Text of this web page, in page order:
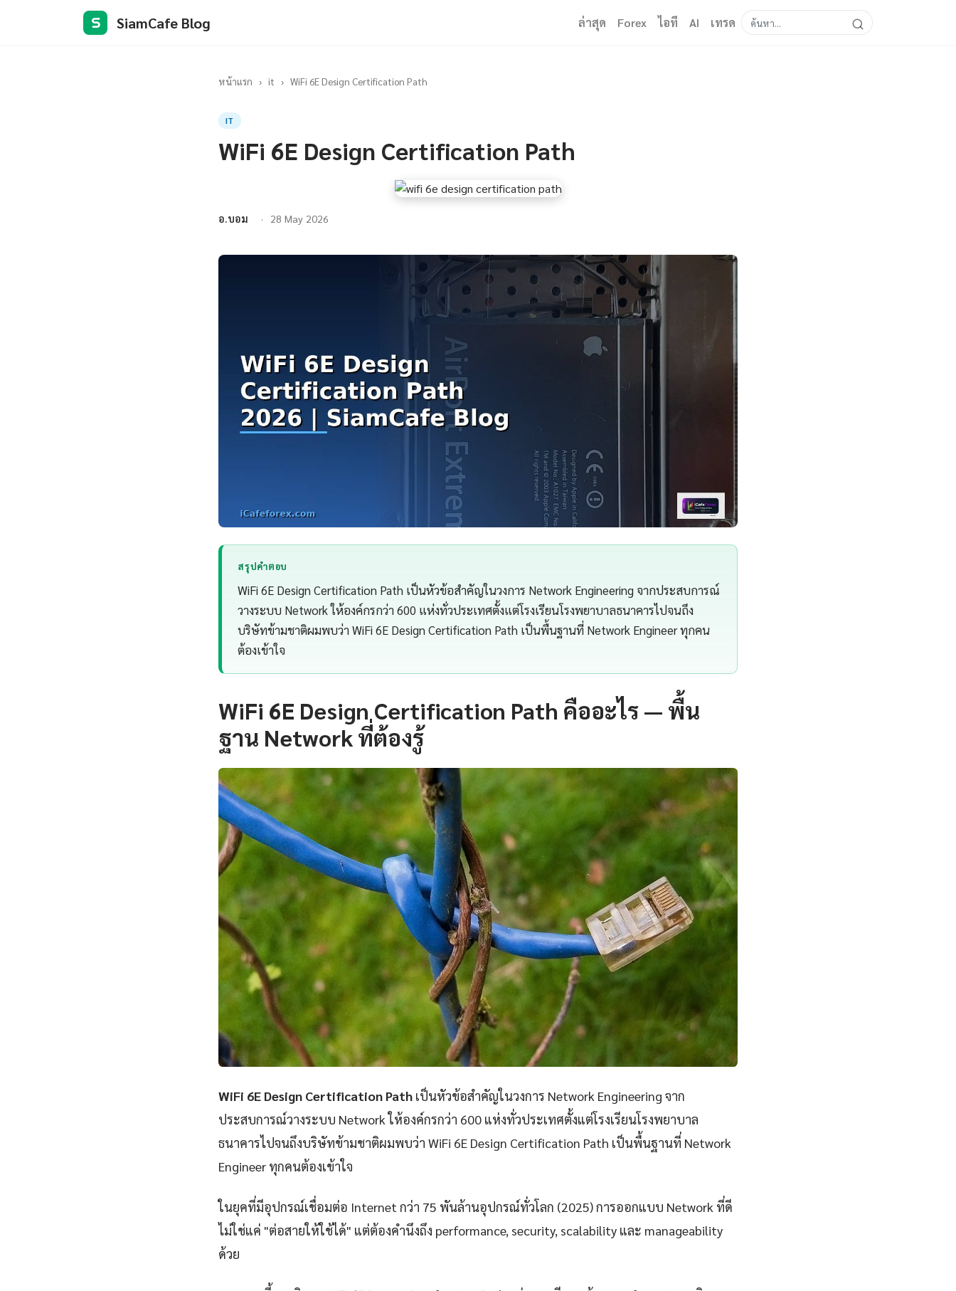
S SiamCafe Blog ล่าสุด Forex ไอที AI เทรด
หน้าแรก › it › WiFi 6E Design Certification Path
IT
WiFi 6E Design Certification Path
อ.บอม 28 May 2026
สรุปคำตอบ
WiFi 6E Design Certification Path เป็นหัวข้อสำคัญในวงการ Network Engineering จากประสบการณ์
วางระบบ Network ให้องค์กรกว่า 600 แห่งทั่วประเทศตั้งแต่โรงเรียนโรงพยาบาลธนาคารไปจนถึง
บริษัทข้ามชาติผมพบว่า WiFi 6E Design Certification Path เป็นพื้นฐานที่ Network Engineer ทุกคน
ต้องเข้าใจ
WiFi 6E Design Certification Path คืออะไร — พื้น
ฐาน Network ที่ต้องรู้
WiFi 6E Design Certification Path เป็นหัวข้อสำคัญในวงการ Network Engineering จาก
ประสบการณ์วางระบบ Network ให้องค์กรกว่า 600 แห่งทั่วประเทศตั้งแต่โรงเรียนโรงพยาบาล
ธนาคารไปจนถึงบริษัทข้ามชาติผมพบว่า WiFi 6E Design Certification Path เป็นพื้นฐานที่ Network
Engineer ทุกคนต้องเข้าใจ
ในยุคที่มีอุปกรณ์เชื่อมต่อ Internet กว่า 75 พันล้านอุปกรณ์ทั่วโลก (2025) การออกแบบ Network ที่ดี
ไม่ใช่แค่ "ต่อสายให้ใช้ได้" แต่ต้องคำนึงถึง performance, security, scalability และ manageability
ด้วย